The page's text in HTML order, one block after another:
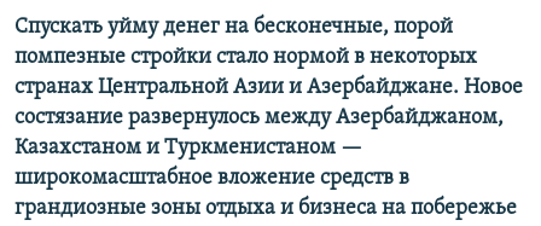
Спускать уйму денег на бесконечные, порой
помпезные стройки стало нормой в некоторых
странах Центральной Азии и Азербайджане. Новое
состязание развернулось между Азербайджаном,
Казахстаном и Туркменистаном —
широкомасштабное вложение средств в
грандиозные зоны отдыха и бизнеса на побережье